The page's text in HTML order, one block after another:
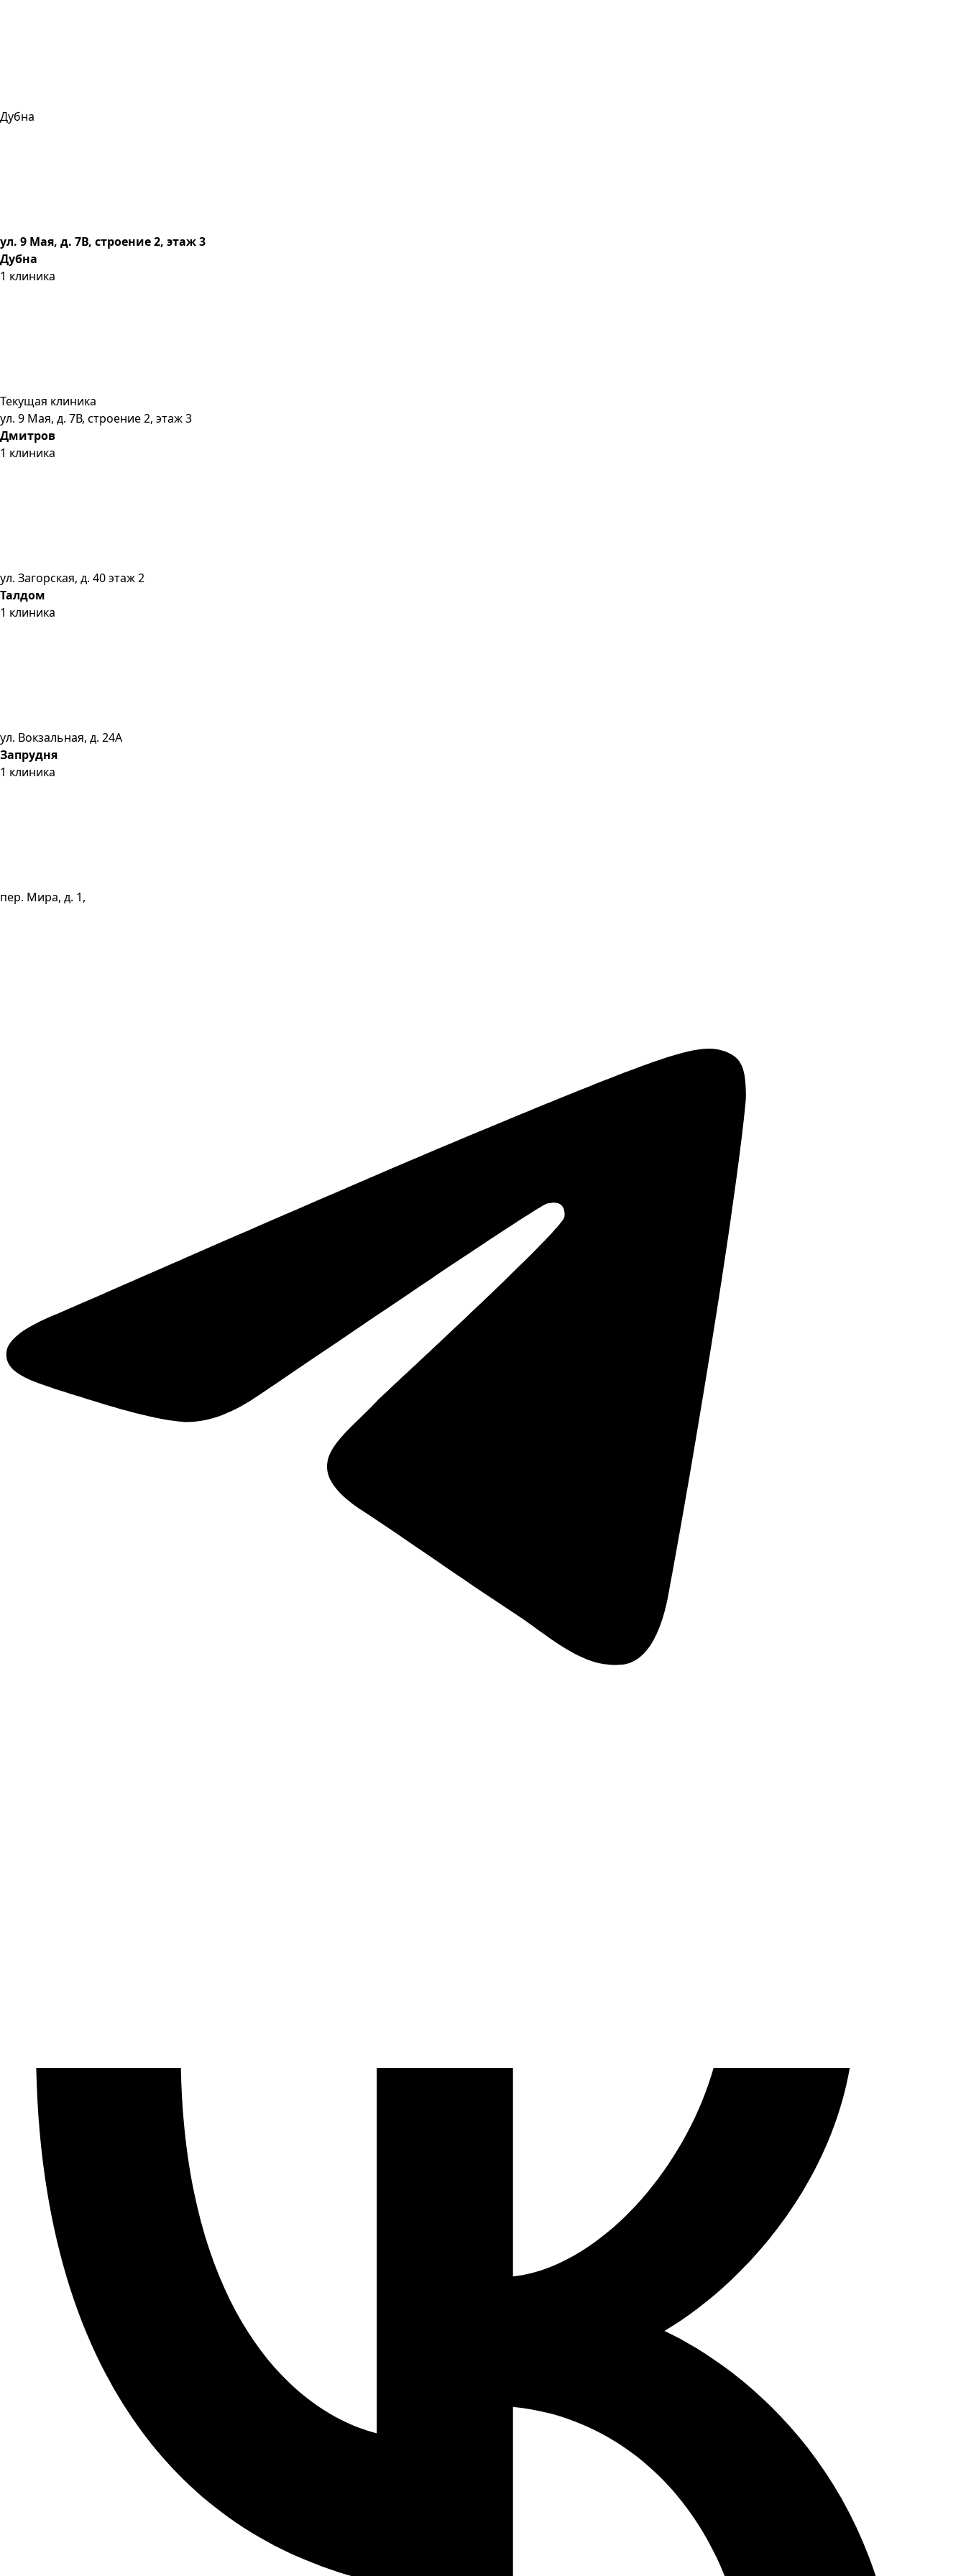
Дубна
ул. 9 Мая, д. 7В, строение 2, этаж 3
Дубна
1 клиника
Текущая клиника
ул. 9 Мая, д. 7В, строение 2, этаж 3
Дмитров
1 клиника
ул. Загорская, д. 40 этаж 2
Талдом
1 клиника
ул. Вокзальная, д. 24А
Запрудня
1 клиника
пер. Мира, д. 1,